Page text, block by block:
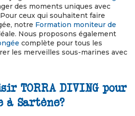
des moments uniques avec
ceux qui souhaitent faire
notre Formation moniteur de
Nous proposons également
complète pour tous les
les merveilles sous-marines avec
TORRA DIVING pour
à Sartène?